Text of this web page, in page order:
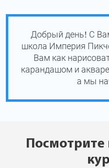
Добрый день! С
школа Империя
Вам как
карандашом и
а мы